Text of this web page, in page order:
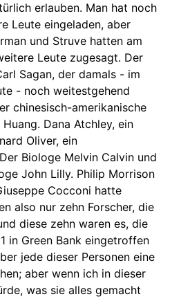
erlauben. Man hat noch
Leute eingeladen, aber
und Struve hatten am
Leute zugesagt. Der
Sagan, der damals - im
- noch weitestgehend
chinesisch-amerikanische
Dana Atchley, ein
Oliver, ein
Biologe Melvin Calvin und
John Lilly. Philip Morrison
Cocconi hatte
also nur zehn Forscher, die
diese zehn waren es, die
in Green Bank eingetroffen
jede dieser Personen eine
aber wenn ich in dieser
was sie alles gemacht